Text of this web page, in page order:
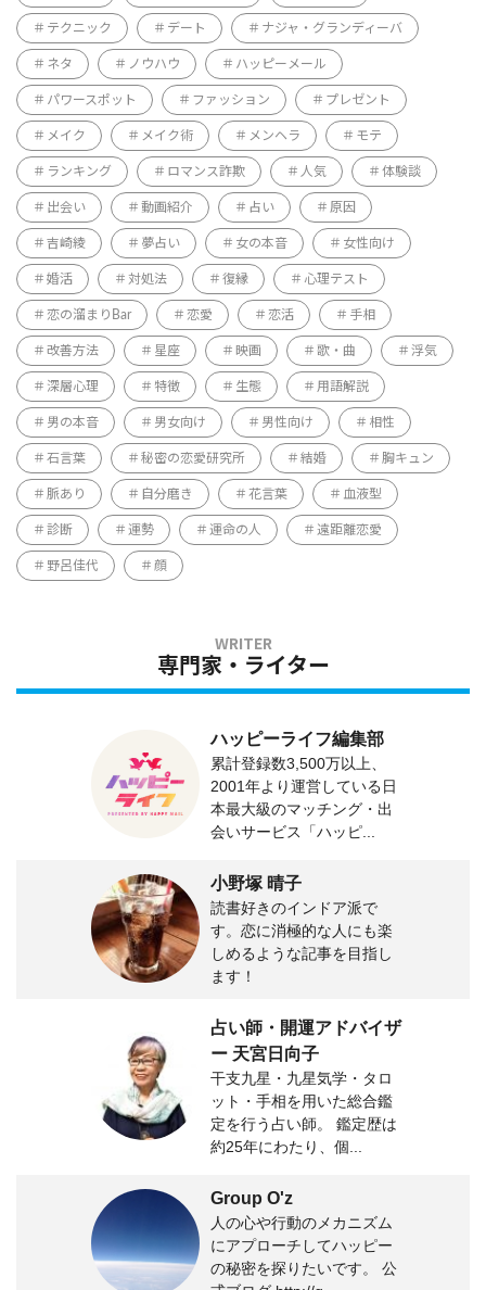
テクニック デート ナジャ・グランディーバ
ネタ ノウハウ ハッピーメール
パワースポット ファッション プレゼント
メイク メイク術 メンヘラ モテ
ランキング ロマンス詐欺 人気 体験談
出会い 動画紹介 占い 原因
吉崎綾 夢占い 女の本音 女性向け
婚活 対処法 復縁 心理テスト
恋の溜まりBar 恋愛 恋活 手相
改善方法 星座 映画 歌・曲 浮気
深層心理 特徴 生態 用語解説
男の本音 男女向け 男性向け 相性
石言葉 秘密の恋愛研究所 結婚 胸キュン
脈あり 自分磨き 花言葉 血液型
診断 運勢 運命の人 遠距離恋愛
野呂佳代 顔
専門家・ライター
ハッピーライフ編集部
累計登録数3,500万以上、
2001年より運営している日
本最大級のマッチング・出
会いサービス「ハッピ...
小野塚 晴子
読書好きのインドア派で
す。恋に消極的な人にも楽
しめるような記事を目指し
ます！
占い師・開運アドバイザ
ー 天宮日向子
干支九星・九星気学・タロ
ット・手相を用いた総合鑑
定を行う占い師。 鑑定歴は
約25年にわたり、個...
Group O'z
人の心や行動のメカニズム
にアプローチしてハッピー
の秘密を探りたいです。 公